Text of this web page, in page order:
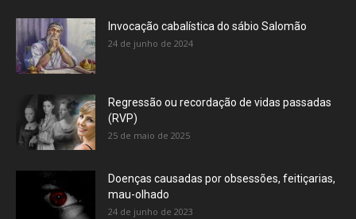
Invocação cabalística do sábio Salomão
24 de junho de 2024
Regressão ou recordação de vidas passadas
(RVP)
25 de maio de 2025
Doenças causadas por obsessões, feitiçarias,
mau-olhado
24 de junho de 2023